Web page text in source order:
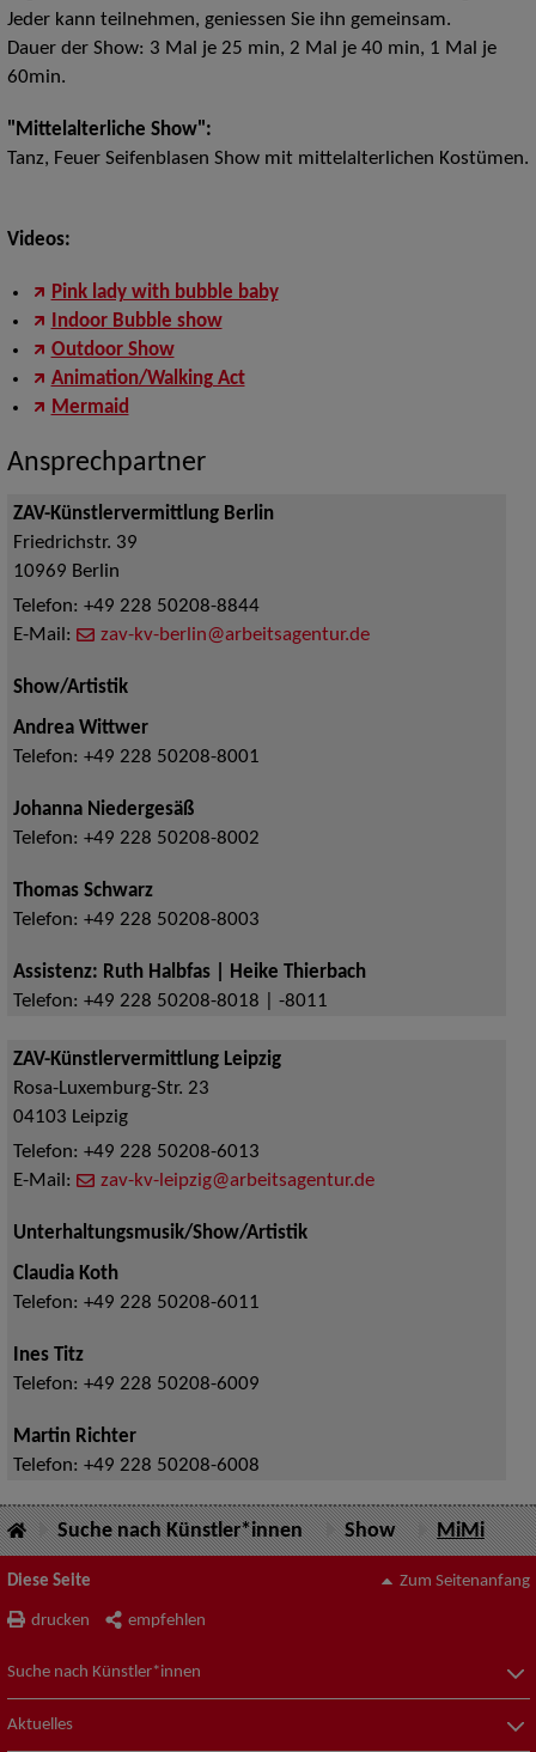
Jeder kann teilnehmen, geniessen Sie ihn gemeinsam.
Dauer der Show: 3 Mal je 25 min, 2 Mal je 40 min, 1 Mal je
60min.
"Mittelalterliche Show":
Tanz, Feuer Seifenblasen Show mit mittelalterlichen Kostümen.
Videos:
Pink lady with bubble baby
Indoor Bubble show
Outdoor Show
Animation/Walking Act
Mermaid
Ansprechpartner
ZAV-Künstlervermittlung Berlin
Friedrichstr. 39
10969 Berlin
Telefon: +49 228 50208-8844
E-Mail:
zav-kv-berlin@arbeitsagentur.de
Show/Artistik
Andrea Wittwer
Telefon: +49 228 50208-8001
Johanna Niedergesäß
Telefon: +49 228 50208-8002
Thomas Schwarz
Telefon: +49 228 50208-8003
Assistenz: Ruth Halbfas | Heike Thierbach
Telefon: +49 228 50208-8018 | -8011
ZAV-Künstlervermittlung Leipzig
Rosa-Luxemburg-Str. 23
04103 Leipzig
Telefon: +49 228 50208-6013
E-Mail:
zav-kv-leipzig@arbeitsagentur.de
Unterhaltungsmusik/Show/Artistik
Claudia Koth
Telefon: +49 228 50208-6011
Ines Titz
Telefon: +49 228 50208-6009
Martin Richter
Telefon: +49 228 50208-6008
Suche nach Künstler*innen Show MiMi
Diese Seite
drucken empfehlen
Zum Seitenanfang
Suche nach Künstler*innen
Aktuelles